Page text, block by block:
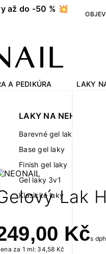
až do -50 % 💥 OBJEV
A PEDIKÚRA
LAKY NA NEHTY
Barevné gel laky
Base gel laky
Finish gel laky
Gel laky 3v1
Klasické laky
LAKY
LAK HOT COCOA 7,2 ML
Lak
Kčs dph
za 1 ml: 34,58 Kč